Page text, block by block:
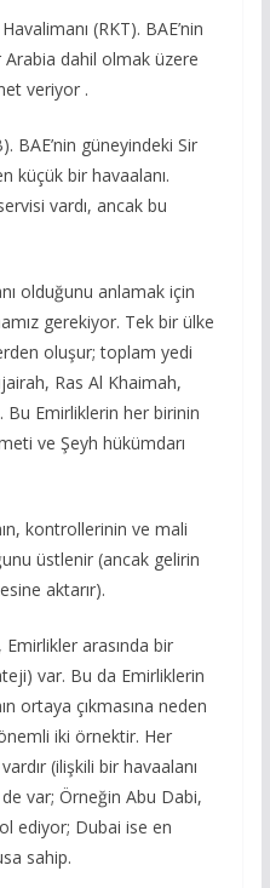
(RKT). BAE’nin
Arabia dahil olmak üzere
veriyor .
BAE’nin güneyindeki Sir
küçük bir havaalanı.
vardı, ancak bu
olduğunu anlamak için
gerekiyor. Tek bir ülke
oluşur; toplam yedi
Ras Al Khaimah,
Emirliklerin her birinin
ve Şeyh hükümdarı
kontrollerinin ve mali
üstlenir (ancak gelirin
aktarır).
Emirlikler arasında bir
var. Bu da Emirliklerin
ortaya çıkmasına neden
iki örnektir. Her
(ilişkili bir havaalanı
var; Örneğin Abu Dabi,
ediyor; Dubai ise en
sahip.